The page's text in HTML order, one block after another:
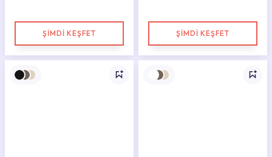
ŞİMDİ KEŞFET ŞİMDİ KEŞFET